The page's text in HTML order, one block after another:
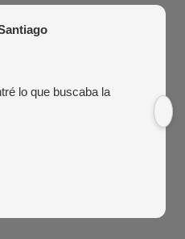
lo que buscaba la